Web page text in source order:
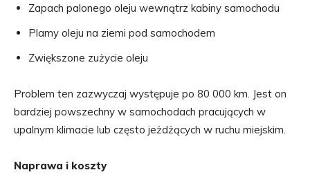
Zapach palonego oleju wewnątrz kabiny samochodu
Plamy oleju na ziemi pod samochodem
Zwiększone zużycie oleju
Problem ten zazwyczaj występuje po 80 000 km. Jest on
bardziej powszechny w samochodach pracujących w
upalnym klimacie lub często jeżdżących w ruchu miejskim.
Naprawa i koszty